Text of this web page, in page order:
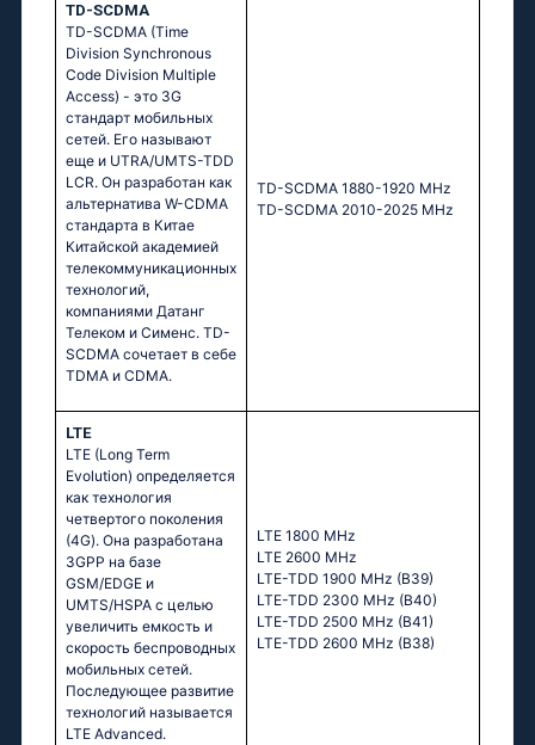
TD-SCDMA
TD-SCDMA (Time
Division Synchronous
Code Division Multiple
Access) - это 3G
стандарт мобильных
сетей. Его называют
еще и UTRA/UMTS-TDD
LCR. Он разработан как
альтернатива W-CDMA
стандарта в Китае
Китайской академией
телекоммуникационных
технологий,
компаниями Датанг
Телеком и Сименс. TD-
SCDMA сочетает в себе
TDMA и CDMA.
TD-SCDMA 1880-1920 MHz
TD-SCDMA 2010-2025 MHz
LTE
LTE (Long Term
Evolution) определяется
как технология
четвертого поколения
(4G). Она разработана
3GPP на базе
GSM/EDGE и
UMTS/HSPA с целью
увеличить емкость и
скорость беспроводных
мобильных сетей.
Последующее развитие
технологий называется
LTE Advanced.
LTE 1800 MHz
LTE 2600 MHz
LTE-TDD 1900 MHz (B39)
LTE-TDD 2300 MHz (B40)
LTE-TDD 2500 MHz (B41)
LTE-TDD 2600 MHz (B38)